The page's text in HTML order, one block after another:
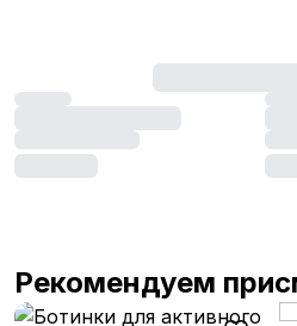
Рекомендуем